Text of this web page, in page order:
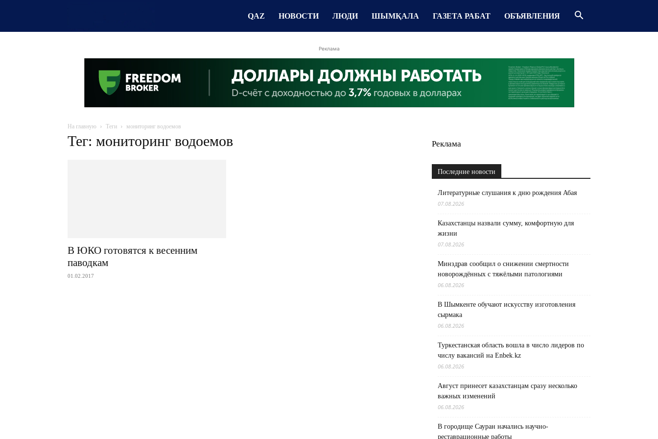
QAZ НОВОСТИ ЛЮДИ ШЫМҚАЛА ГАЗЕТА РАБАТ ОБЪЯВЛЕНИЯ
Реклама
На главную Теги мониторинг водоемов
Тег: мониторинг водоемов
В ЮКО готовятся к весенним
паводкам
01.02.2017
Реклама
Последние новости
Литературные слушания к дню рождения Абая
07.08.2026
Казахстанцы назвали сумму, комфортную для
жизни
07.08.2026
Минздрав сообщил о снижении смертности
новорождённых с тяжёлыми патологиями
06.08.2026
В Шымкенте обучают искусству изготовления
сырмака
06.08.2026
Туркестанская область вошла в число лидеров по
числу вакансий на Enbek.kz
06.08.2026
Август принесет казахстанцам сразу несколько
важных изменений
06.08.2026
В городище Сауран начались научно-
реставрационные работы